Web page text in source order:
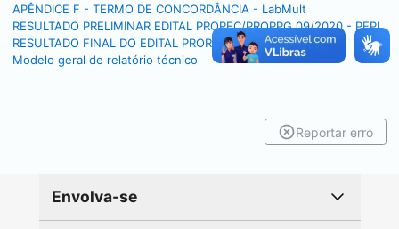
APÊNDICE F - TERMO DE CONCORDÂNCIA - LabMult
RESULTADO PRELIMINAR EDITAL PROREC/PROPPG 09/2020 - PEPI
RESULTADO FINAL DO EDITAL PROREC/PROPPG 09/2020
Modelo geral de relatório técnico
Reportar erro
Envolva-se